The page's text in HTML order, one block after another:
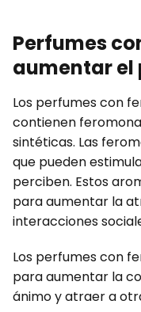
Perfumes
aumentar el
Los perfumes con
contienen
sintéticas. Las
que pueden
perciben. Estos
para aumentar la
interacciones
Los perfumes con
para aumentar la
ánimo y atraer a